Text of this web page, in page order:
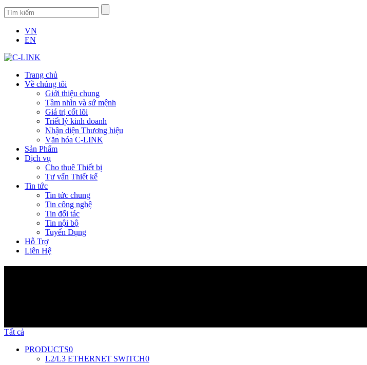
VN
EN
Trang chủ
Về chúng tôi
Giới thiệu chung
Tầm nhìn và sứ mệnh
Giá trị cốt lõi
Triết lý kinh doanh
Nhận diện Thương hiệu
Văn hóa C-LINK
Sản Phẩm
Dịch vụ
Cho thuê Thiết bị
Tư vấn Thiết kế
Tin tức
Tin tức chung
Tin công nghệ
Tin đối tác
Tin nội bộ
Tuyển Dụng
Hỗ Trợ
Liên Hệ
Tất cả
PRODUCTS0
L2/L3 ETHERNET SWITCH0